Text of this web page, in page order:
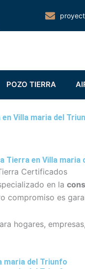
SERVICIOS
POZO TIERRA Abrir
Villa maria del
Tierra en Villa maria
Certificados
en la
compromiso es
hogares,
maria del Triunfo